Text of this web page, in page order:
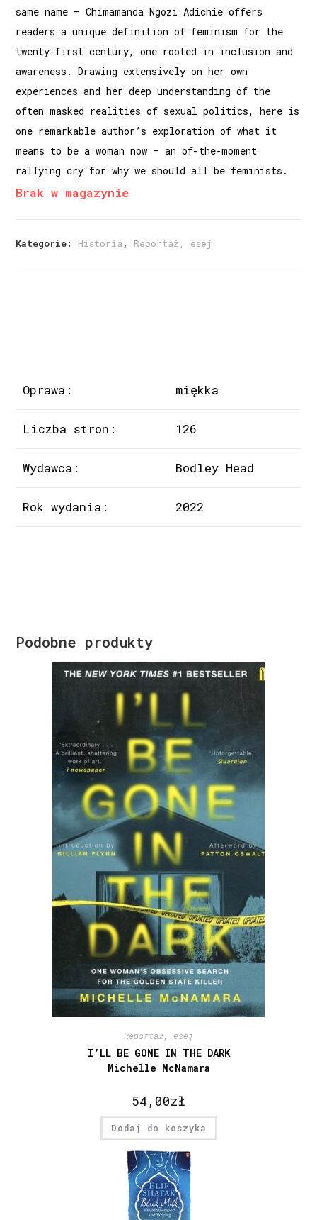
same name – Chimamanda Ngozi Adichie offers
readers a unique definition of feminism for the
twenty-first century, one rooted in inclusion and
awareness. Drawing extensively on her own
experiences and her deep understanding of the
often masked realities of sexual politics, here is
one remarkable author’s exploration of what it
means to be a woman now – an of-the-moment
rallying cry for why we should all be feminists.
Brak w magazynie
Kategorie: Historia , Reportaż, esej
Oprawa: miękka
Liczba stron: 126
Wydawca: Bodley Head
Rok wydania: 2022
Podobne produkty
Reportaż, esej
I’LL BE GONE IN THE DARK
Michelle McNamara
54,00zł
Dodaj do koszyka